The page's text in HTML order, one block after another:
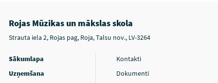
Rojas Mūzikas un mākslas skola
Strauta iela 2, Rojas pag, Roja, Talsu nov., LV-3264
Sākumlapa
Uzņemšana
Kontakti
Dokumenti